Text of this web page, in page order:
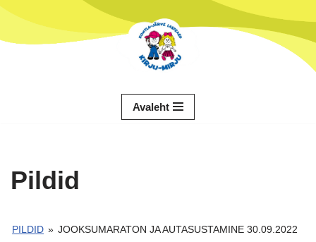
Avaleht
Pildid
PILDID » JOOKSUMARATON JA AUTASUSTAMINE 30.09.2022